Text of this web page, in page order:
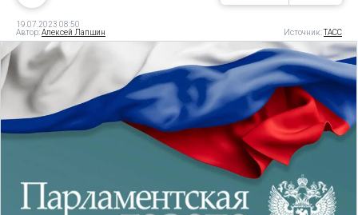
19.07.2023 08:50
Автор:Алексей Лапшин Источник:ТАСС